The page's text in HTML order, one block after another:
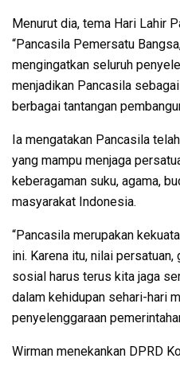
Menurut dia, tema Hari Lahir
“Pancasila Pemersatu
mengingatkan seluruh
menjadikan Pancasila
berbagai tantangan
Ia mengatakan Pancasila
yang mampu menjaga
keberagaman suku, agama,
masyarakat Indonesia.
“Pancasila merupakan
ini. Karena itu, nilai
sosial harus terus kita jaga
dalam kehidupan sehari-hari
penyelenggaraan
Wirman menekankan DPRD